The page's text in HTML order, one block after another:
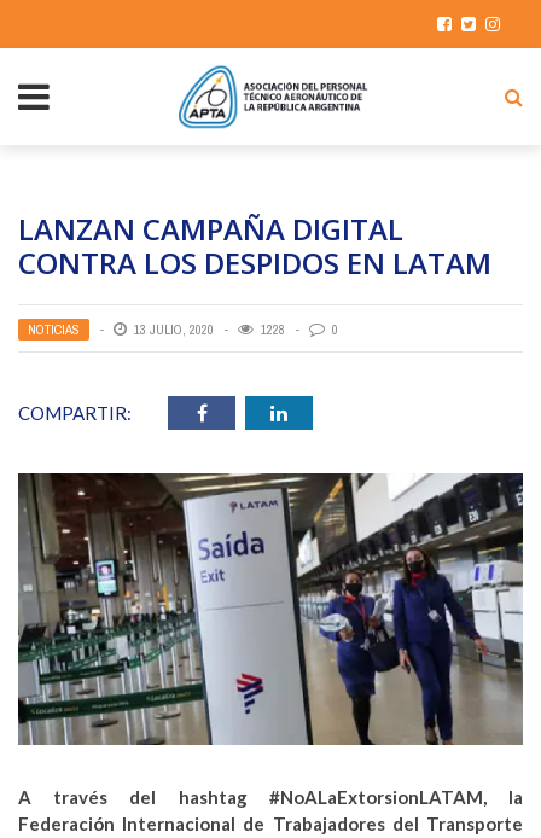
LANZAN CAMPAÑA DIGITAL
CONTRA LOS DESPIDOS EN LATAM
NOTICIAS 13 JULIO, 2020 1228 0
COMPARTIR:
A través del hashtag #NoALaExtorsionLATAM, la
Federación Internacional de Trabajadores del Transporte